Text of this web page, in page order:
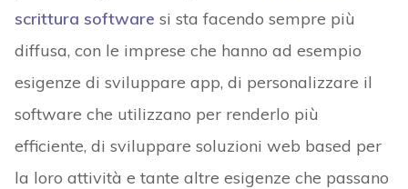
scrittura software si sta facendo sempre più
diffusa, con le imprese che hanno ad esempio
esigenze di sviluppare app, di personalizzare il
software che utilizzano per renderlo più
efficiente, di sviluppare soluzioni web based per
la loro attività e tante altre esigenze che passano